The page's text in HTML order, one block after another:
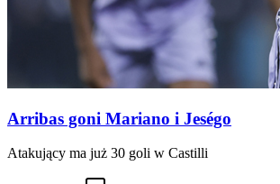
Arribas goni Mariano i Jeségo
Atakujący ma już 30 goli w Castilli